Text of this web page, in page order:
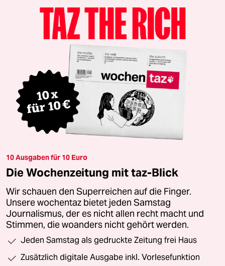
10 Ausgaben für 10 Euro
Die Wochenzeitung mit taz-Blick
Wir schauen den Superreichen auf die Finger.
Unsere wochentaz bietet jeden Samstag
Journalismus, der es nicht allen recht macht und
Stimmen, die woanders nicht gehört werden.
Jeden Samstag als gedruckte Zeitung frei Haus
Zusätzlich digitale Ausgabe inkl. Vorlesefunktion